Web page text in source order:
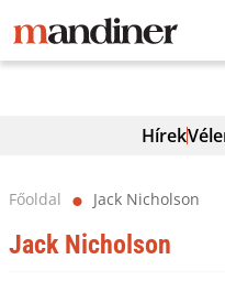
Hírek
Főoldal ⬤ Jack Nicholson
Jack Nicholson